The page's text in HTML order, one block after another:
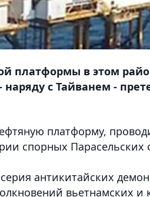
платформы в этом
с Тайванем -
платформу,
спорных
антикитайских
вьетнамских и